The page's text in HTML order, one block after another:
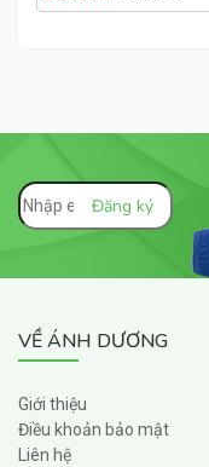
VỀ ÁNH DƯƠNG
Giới thiệu
Điều khoản bảo mật
Liên hệ